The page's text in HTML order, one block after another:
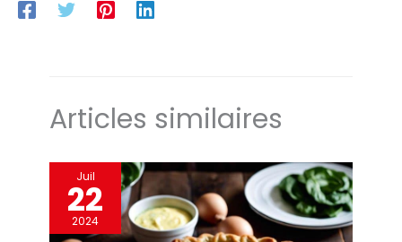
Articles similaires
Juil
22
2024